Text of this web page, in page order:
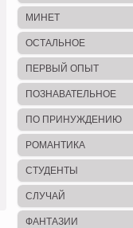
МИНЕТ
ОСТАЛЬНОЕ
ПЕРВЫЙ ОПЫТ
ПОЗНАВАТЕЛЬНОЕ
ПО ПРИНУЖДЕНИЮ
РОМАНТИКА
СТУДЕНТЫ
СЛУЧАЙ
ФАНТАЗИИ